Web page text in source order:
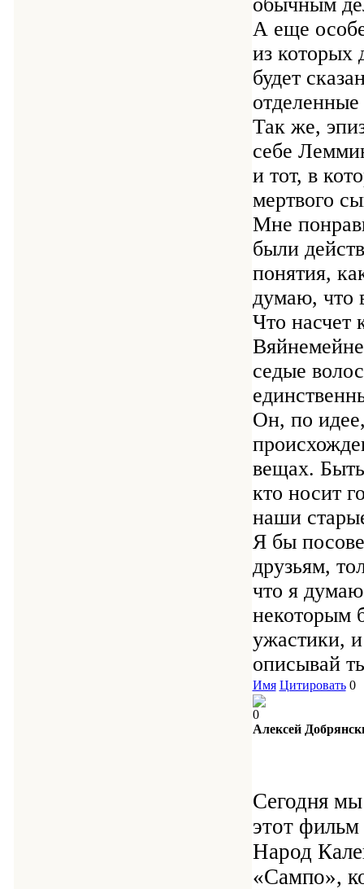
А еще
из которых
будет
Так же,
себе
и тот, в
мертвого
Мне
были
понятия,
думаю, что
Что насчет
седые
Он, по
вещах.
кто носит
наши
Я бы
друзьям,
что я
некоторым
ужастики, и
описывай
Имя Цитировать 0
0
Алексей
Сегодня
этот фильм
Народ
«Сампо»,